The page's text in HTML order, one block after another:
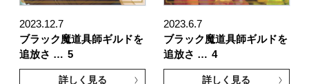
2023.12.7
ブラック魔道具師ギルドを
追放さ … 5
詳しく見る
2023.6.7
ブラック魔道具師ギルドを
追放さ … 4
詳しく見る